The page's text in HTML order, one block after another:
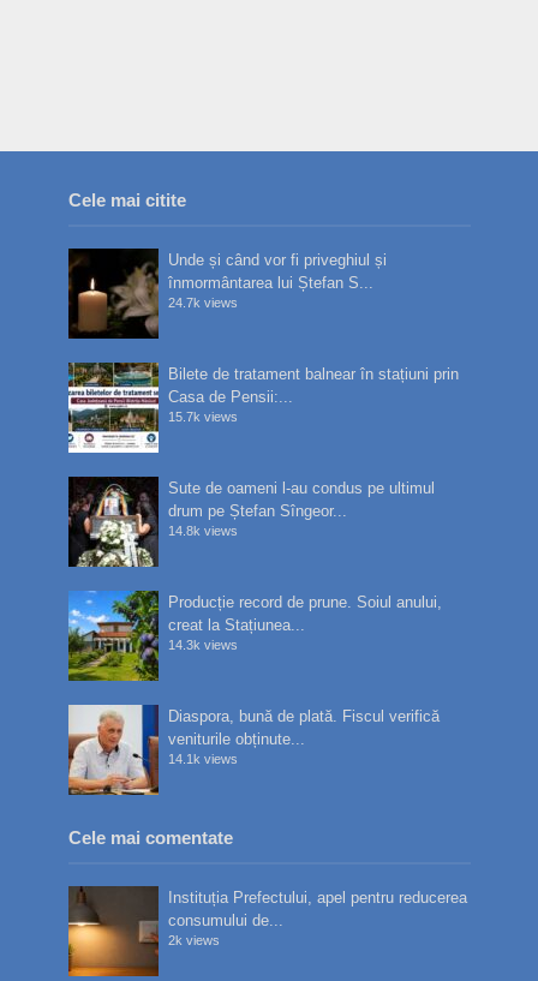
Cele mai citite
Unde și când vor fi priveghiul și
înmormântarea lui Ștefan S...
24.7k views
Bilete de tratament balnear în stațiuni prin
Casa de Pensii:...
15.7k views
Sute de oameni l-au condus pe ultimul
drum pe Ștefan Sîngeor...
14.8k views
Producție record de prune. Soiul anului,
creat la Stațiunea...
14.3k views
Diaspora, bună de plată. Fiscul verifică
veniturile obținute...
14.1k views
Cele mai comentate
Instituția Prefectului, apel pentru reducerea
consumului de...
2k views